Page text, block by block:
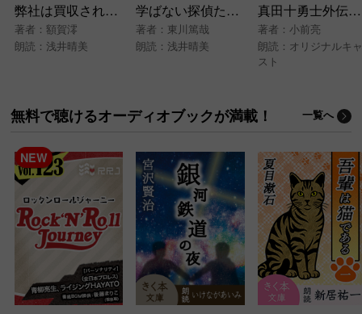
弊社は買収されました！ 総務部・真柴さん最後のお仕事
著者： 額賀澪
朗読： 浅井晴美
学ばない探偵たちの学園
著者： 東川篤哉
朗読： 浅井晴美
真田十勇士外伝 忍び里の兄弟
著者： 小前亮
朗読： オリジナルキャ
スト
無料で聴けるオーディオブックが満載！ 一覧へ
NEW